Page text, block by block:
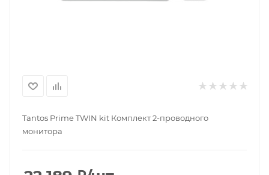
Tantos Prime TWIN kit Комплект 2-проводного
монитора